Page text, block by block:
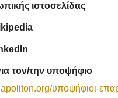
ιστοσελίδας
τον/την υποψήφιο
υποψήφιοι-